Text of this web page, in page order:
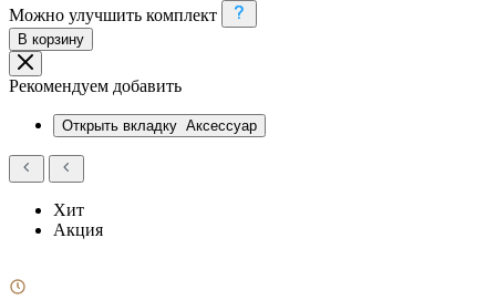
Можно улучшить комплект
В корзину
Рекомендуем добавить
Открыть вкладку Аксессуар
Хит
Акция